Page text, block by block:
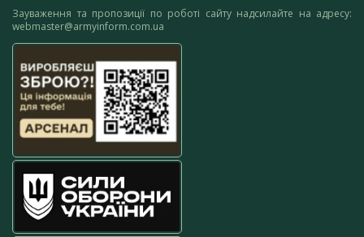
Зауваження та пропозиції по роботі сайту надсилайте на адресу:
webmaster@armyinform.com.ua